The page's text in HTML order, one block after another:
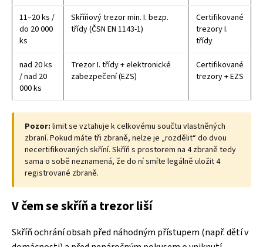
11–20 ks /
do 20 000
ks
Skříňový trezor min. I. bezp.
třídy (ČSN EN 1143-1)
Certifikované
trezory I.
třídy
nad 20 ks
/ nad 20
000 ks
Trezor I. třídy + elektronické
zabezpečení (EZS)
Certifikované
trezory + EZS
Pozor: limit se vztahuje k celkovému součtu vlastněných
zbraní. Pokud máte tři zbraně, nelze je „rozdělit“ do dvou
necertifikovaných skříní. Skříň s prostorem na 4 zbraně tedy
sama o sobě neznamená, že do ní smíte legálně uložit 4
registrované zbraně.
V čem se skříň a trezor liší
Skříň ochrání obsah před náhodným přístupem (např. dětí v